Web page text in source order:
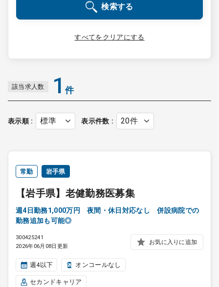
転職ノウハウ
受付時間 9:00 ～ 18:00（平日）
0120-337-613
クリニック開業
採用をお考えの医療機関の方
検索する
すべてをクリアにする
該当求人数 1 件
表示順 表示件数
常勤 岩手県
【岩手県】老健勤務医募集
週4日勤務1,000万円 夜間・休日対応なし 併設病院での
勤務追加も可能◎
300425241
2026年06月08日更新
お気に入りに追加
週4以下 オンコールなし
セカンドキャリア